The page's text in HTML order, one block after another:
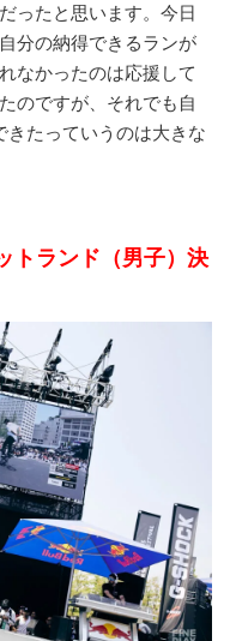
ったと思います。今日
分の納得できるランが
なかったのは応援して
のですが、それでも自
きたっていうのは大きな
ランド（男子） 決